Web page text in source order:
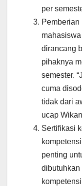
per
dirancang
pihaknya
semester.
cuma
tidak dari
ucap
Sertifikasi
penting
dibutuhkan